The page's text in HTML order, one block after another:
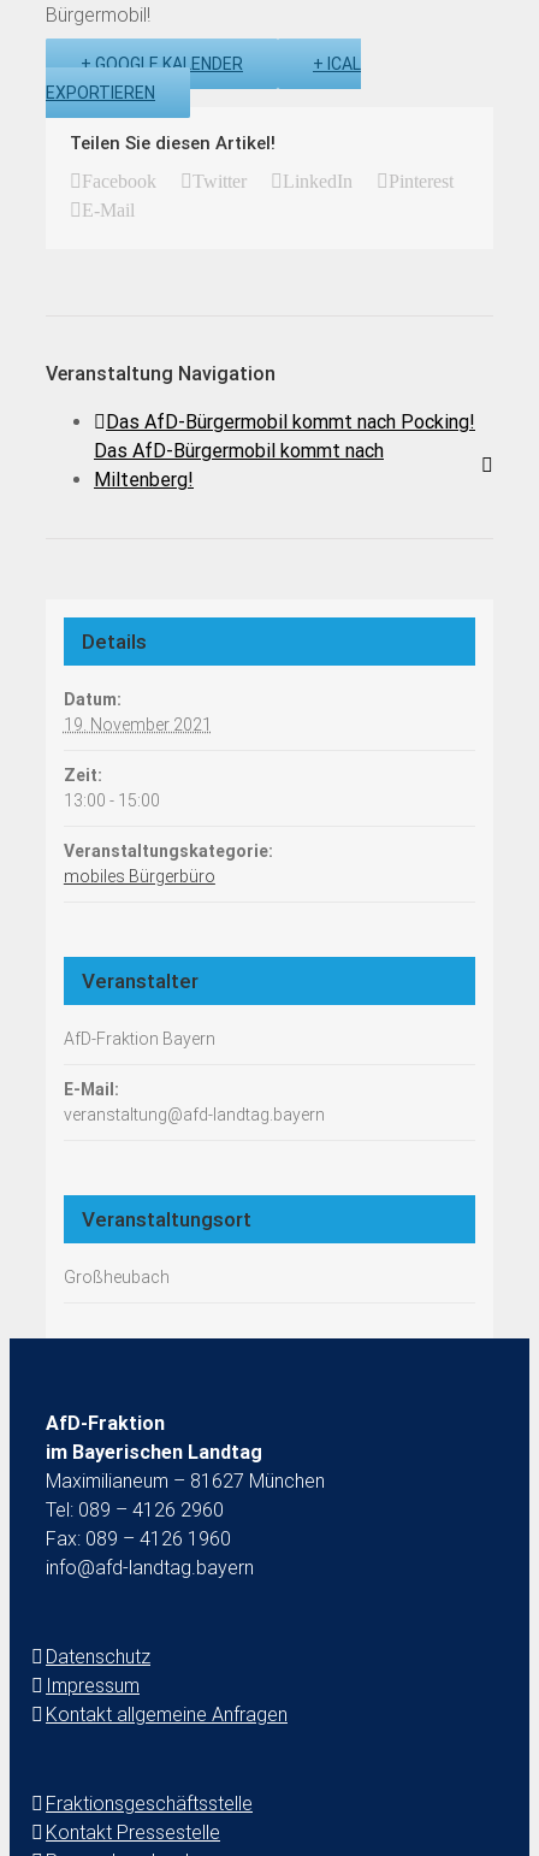
Bürgermobil!
+ GOOGLE KALENDER
+ ICAL
EXPORTIEREN
Teilen Sie diesen Artikel!
Facebook Twitter LinkedIn
Pinterest
E-Mail
Veranstaltung Navigation
Das AfD-Bürgermobil kommt nach Pocking!
Das AfD-Bürgermobil kommt nach
Miltenberg!
Details
Datum:
19. November 2021
Zeit:
13:00 - 15:00
Veranstaltungskategorie:
mobiles Bürgerbüro
Veranstalter
AfD-Fraktion Bayern
E-Mail:
veranstaltung@afd-landtag.bayern
Veranstaltungsort
Großheubach
AfD-Fraktion
im Bayerischen Landtag
Maximilianeum – 81627 München
Tel: 089 – 4126 2960
Fax: 089 – 4126 1960
info@afd-landtag.bayern
Datenschutz
Impressum
Kontakt allgemeine Anfragen
Fraktionsgeschäftsstelle
Kontakt Pressestelle